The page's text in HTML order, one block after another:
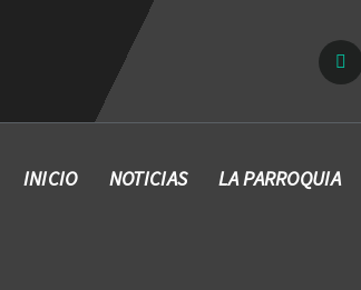
INICIO NOTICIAS LA PARROQUIA